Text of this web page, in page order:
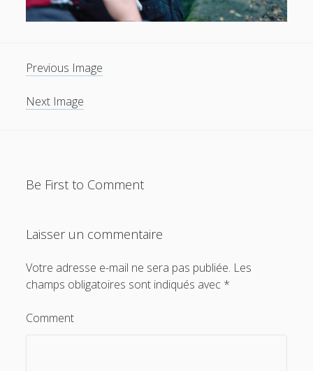
Previous Image
Next Image
Be First to Comment
Laisser un commentaire
Votre adresse e-mail ne sera pas publiée. Les
champs obligatoires sont indiqués avec *
Comment